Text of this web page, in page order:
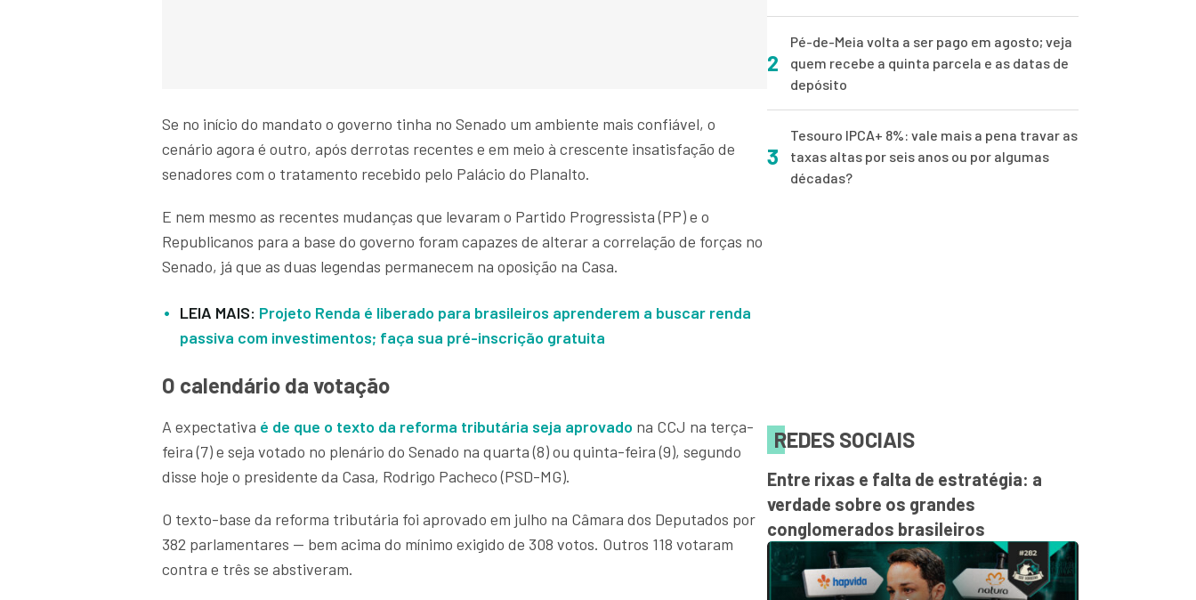
Se no início do mandato o governo tinha no Senado um ambiente mais confiável, o
cenário agora é outro, após derrotas recentes e em meio à crescente insatisfação de
senadores com o tratamento recebido pelo Palácio do Planalto.
E nem mesmo as recentes mudanças que levaram o Partido Progressista (PP) e o
Republicanos para a base do governo foram capazes de alterar a correlação de forças no
Senado, já que as duas legendas permanecem na oposição na Casa.
LEIA MAIS: Projeto Renda é liberado para brasileiros aprenderem a buscar renda
passiva com investimentos; faça sua pré-inscrição gratuita
O calendário da votação
A expectativa é de que o texto da reforma tributária seja aprovado na CCJ na terça-
feira (7) e seja votado no plenário do Senado na quarta (8) ou quinta-feira (9), segundo
disse hoje o presidente da Casa, Rodrigo Pacheco (PSD-MG).
O texto-base da reforma tributária foi aprovado em julho na Câmara dos Deputados por
382 parlamentares — bem acima do mínimo exigido de 308 votos. Outros 118 votaram
contra e três se abstiveram.
2
Pé-de-Meia volta a ser pago em agosto; veja
quem recebe a quinta parcela e as datas de
depósito
3
Tesouro IPCA+ 8%: vale mais a pena travar as
taxas altas por seis anos ou por algumas
décadas?
REDES SOCIAIS
Entre rixas e falta de estratégia: a
verdade sobre os grandes
conglomerados brasileiros